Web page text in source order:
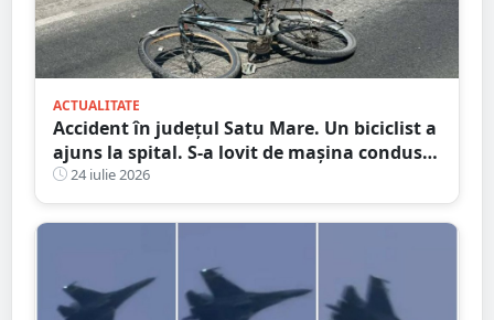
ACTUALITATE
Accident în județul Satu Mare. Un biciclist a
ajuns la spital. S-a lovit de mașina condusă
de un tânăr șofer
24 iulie 2026